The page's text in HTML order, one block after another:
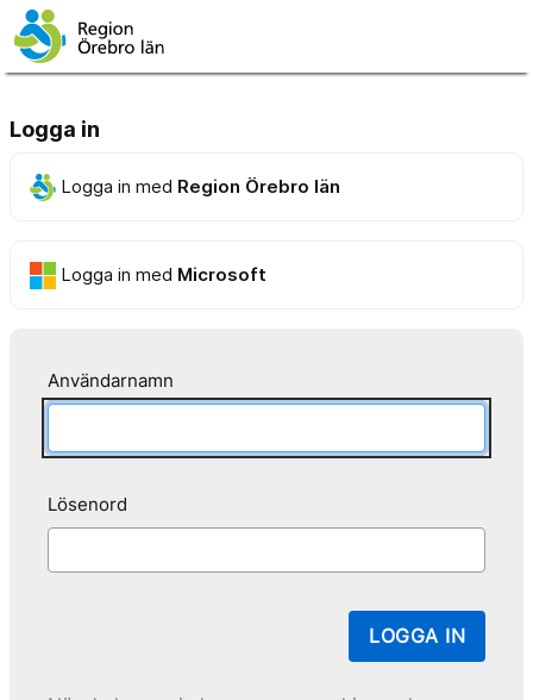
Logga in
Logga in med Region Örebro län
Logga in med Microsoft
Användarnamn
Lösenord
LOGGA IN